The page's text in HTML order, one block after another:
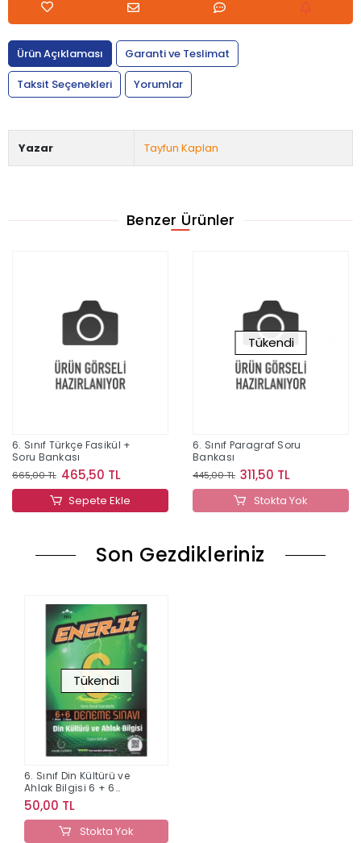
Ürün Açıklaması
Garanti ve Teslimat
Taksit Seçenekleri
Yorumlar
Yazar Tayfun Kaplan
Benzer Ürünler
6. Sınıf Türkçe Fasikül +
Soru Bankası
665,00 TL 465,50 TL
Sepete Ekle
Tükendi
6. Sınıf Paragraf Soru
Bankası
445,00 TL 311,50 TL
Stokta Yok
Son Gezdikleriniz
Tükendi
6. Sınıf Din Kültürü ve
Ahlak Bilgisi 6 + 6
Deneme Sınavı
50,00 TL
Stokta Yok